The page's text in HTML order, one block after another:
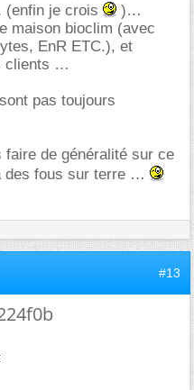
(enfin je crois
)
maison bioclim (avec
EnR ETC.), et
clients
pas toujours
faire de généralité sur ce
des fous sur terre
#13